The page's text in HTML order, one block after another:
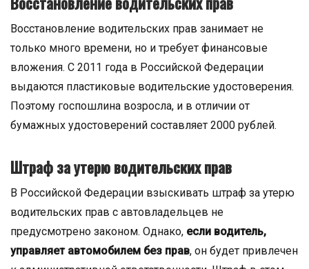
Восстановление водительских прав занимает не
только много времени, но и требует финансовые
вложения. С 2011 года в Российской Федерации
выдаются пластиковые водительские удостоверения.
Поэтому госпошлина возросла, и в отличии от
бумажных удостоверений составляет 2000 рублей.
Штраф за утерю водительских прав
В Российской Федерации взыскивать штраф за утерю
водительских прав с автовладельцев не
предусмотрено законом. Однако, если водитель,
управляет автомобилем без прав, он будет привлечен